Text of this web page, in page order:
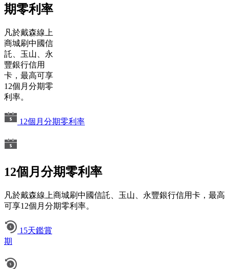
期零利率
凡於戴森線上
商城刷中國信
託、玉山、永
豐銀行信用
卡，最高可享
12個月分期零
利率。
12個月分期零利率
12個月分期零利率
凡於戴森線上商城刷中國信託、玉山、永豐銀行信用卡，最高
可享12個月分期零利率。
15天鑑賞
期